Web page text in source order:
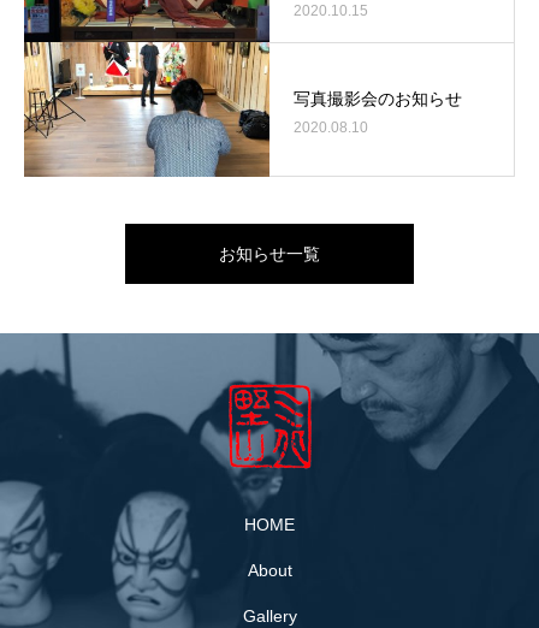
2020.10.15
写真撮影会のお知らせ
2020.08.10
お知らせ一覧
HOME
About
Gallery